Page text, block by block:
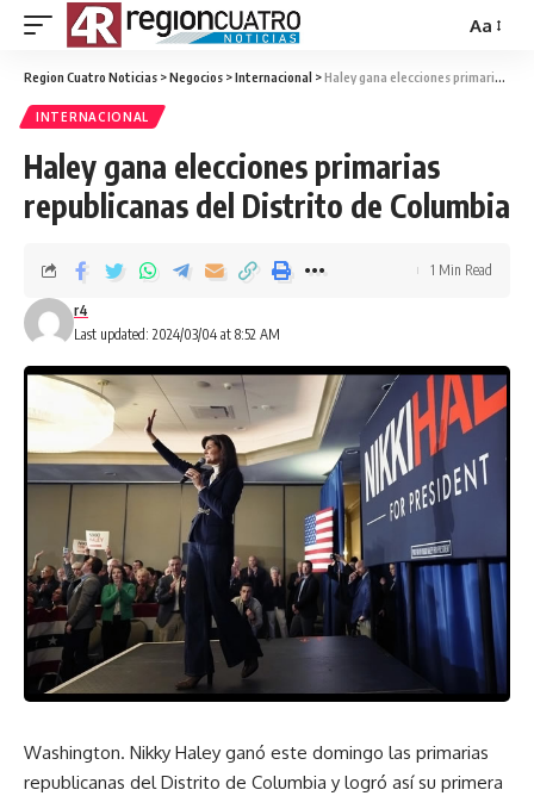
Aa
Region Cuatro Noticias >Negocios >Internacional >Haley gana elecciones primarias republicanas del Distrito de Columbia
INTERNACIONAL
Haley gana elecciones primarias
republicanas del Distrito de Columbia
Last updated: 2024/03/04 at 8:52 AM
r4
1 Min Read
Washington. Nikky Haley ganó este domingo las primarias
republicanas del Distrito de Columbia y logró así su primera